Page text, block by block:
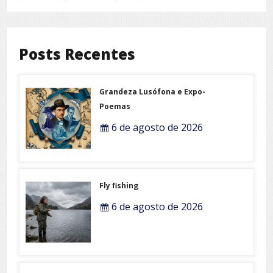
Posts Recentes
Grandeza Lusófona e Expo-
Poemas
6 de agosto de 2026
Fly fishing
6 de agosto de 2026